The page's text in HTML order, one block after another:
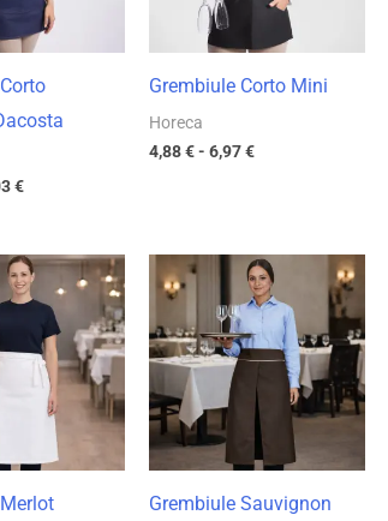
€
Grembiule Corto Mini
Horeca
4,88€- 6,97€
Fascia
di
prezzo:
4,73 €
6,75 €
Grembiule Sauvignon
Fascia
di
prezzo:
da
5,56 €
7,94 €